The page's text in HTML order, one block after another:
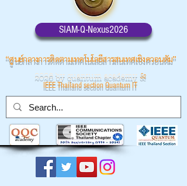
SIAM-Q-Nexus2026
“ศูนย์กลางการติดตามเทคโนโลยีสารสนเทศเชิงควอนตัม”
2026 by quantum academy &
IEEE Thailand section Quantum IT